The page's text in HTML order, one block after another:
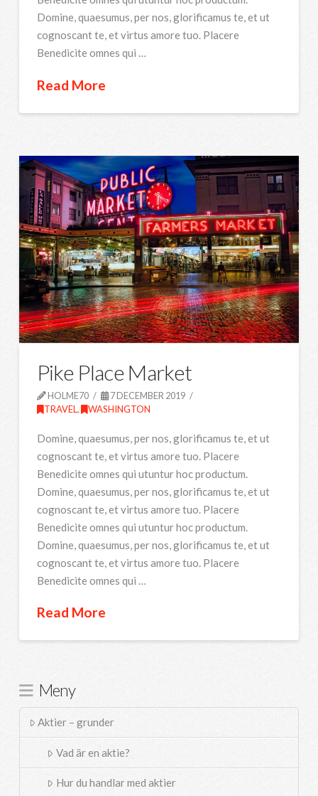
Domine, quaesumus, per nos, glorificamus te, et ut
cognoscant te, et virtus amore tuo. Placere
Benedicite omnes qui …
Read More
Pike Place Market
HOLME70
7 DECEMBER 2019
TRAVEL, WASHINGTON
Domine, quaesumus, per nos, glorificamus te, et ut
cognoscant te, et virtus amore tuo. Placere
Benedicite omnes qui utuntur hoc productum.
Domine, quaesumus, per nos, glorificamus te, et ut
cognoscant te, et virtus amore tuo. Placere
Benedicite omnes qui utuntur hoc productum.
Domine, quaesumus, per nos, glorificamus te, et ut
cognoscant te, et virtus amore tuo. Placere
Benedicite omnes qui …
Read More
Meny
Aktier – grunder
Vad är en aktie?
Hur du handlar med aktier